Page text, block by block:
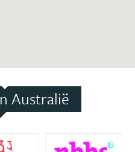
Australië